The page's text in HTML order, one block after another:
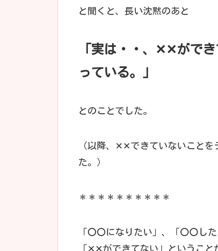
と聞くと、長い沈黙のあと
「実は・・、✕✕がで
っている。」
とのことでした。
（以降、✕✕できていないことを
た。）
＊＊＊＊＊＊＊＊＊＊
「〇〇になりたい」、「〇〇し
「✕✕ができてない」ということ